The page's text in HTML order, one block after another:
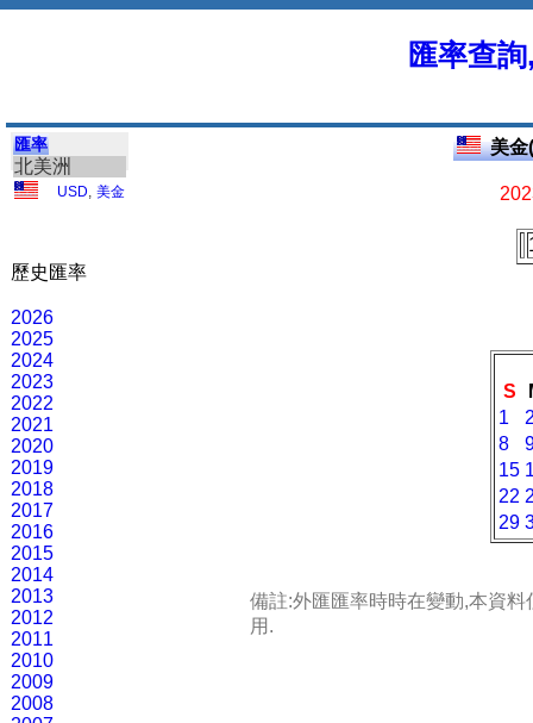
匯率查
匯率
北美洲
USD 美金
歷史匯率
2026
2025
2024
2023
2022
2021
2020
2019
2018
2017
2016
2015
2014
2013
2012
2011
2010
2009
2008
美金
S
1
8
15
22
29
備註:外匯匯率時時在變動,本資
用.